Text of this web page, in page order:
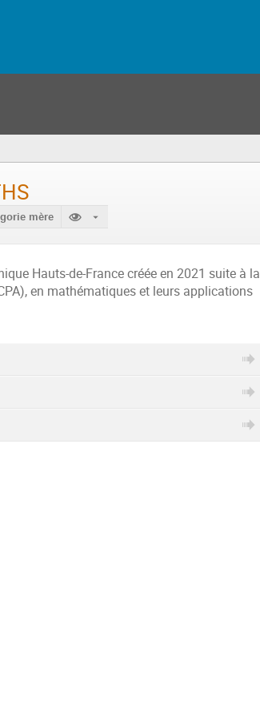
mère
Hauts-de-France créée en 2021 suite à la
en mathématiques et leurs applications